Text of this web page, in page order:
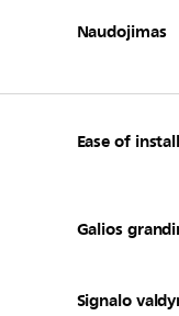
Naudojimas
Ease of
Galios
Signalo